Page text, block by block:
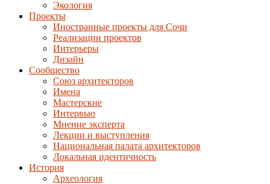
Экология
Проекты
Иностранные проекты для Сочи
Реализации проектов
Интерьеры
Дизайн
Сообщество
Союз архитекторов
Имена
Мастерские
Интервью
Мнение эксперта
Лекции и выступления
Национальная палата архитекторов
Локальная идентичность
История
Археология